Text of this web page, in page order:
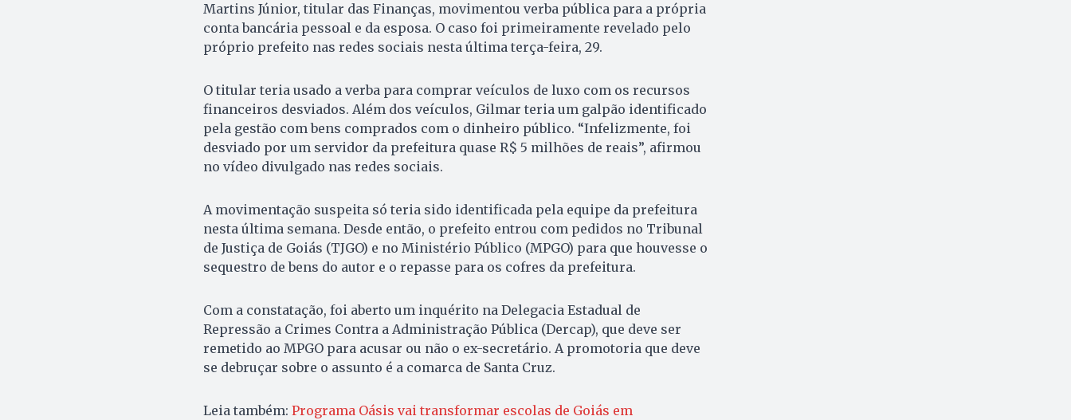
Martins Júnior, titular das Finanças, movimentou verba pública para a própria
conta bancária pessoal e da esposa. O caso foi primeiramente revelado pelo
próprio prefeito nas redes sociais nesta última terça-feira, 29.
O titular teria usado a verba para comprar veículos de luxo com os recursos
financeiros desviados. Além dos veículos, Gilmar teria um galpão identificado
pela gestão com bens comprados com o dinheiro público. “Infelizmente, foi
desviado por um servidor da prefeitura quase R$ 5 milhões de reais”, afirmou
no vídeo divulgado nas redes sociais.
A movimentação suspeita só teria sido identificada pela equipe da prefeitura
nesta última semana. Desde então, o prefeito entrou com pedidos no Tribunal
de Justiça de Goiás (TJGO) e no Ministério Público (MPGO) para que houvesse o
sequestro de bens do autor e o repasse para os cofres da prefeitura.
Com a constatação, foi aberto um inquérito na Delegacia Estadual de
Repressão a Crimes Contra a Administração Pública (Dercap), que deve ser
remetido ao MPGO para acusar ou não o ex-secretário. A promotoria que deve
se debruçar sobre o assunto é a comarca de Santa Cruz.
Leia também: Programa Oásis vai transformar escolas de Goiás em